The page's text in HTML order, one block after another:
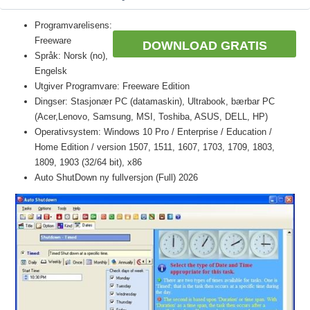
DOWNLOAD GRATIS
Programvarelisens:
Freeware
Språk: Norsk (no),
Engelsk
Utgiver Programvare: Freeware Edition
Dingser: Stasjonær PC (datamaskin), Ultrabook, bærbar PC
(Acer,Lenovo, Samsung, MSI, Toshiba, ASUS, DELL, HP)
Operativsystem: Windows 10 Pro / Enterprise / Education /
Home Edition / version 1507, 1511, 1607, 1703, 1709, 1803,
1809, 1903 (32/64 bit), x86
Auto ShutDown ny fullversjon (Full) 2026